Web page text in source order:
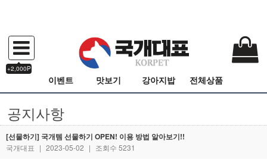
+2,000P
이벤트 맛보기 강아지밥 전체상품
공지사항
[선물하기] 국개템 선물하기 OPEN! 이용 방법 알아보기!!
국개대표 | 2023-05-02 | 조회수 5231